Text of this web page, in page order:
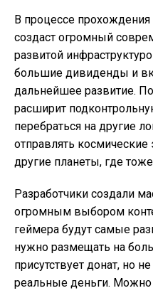
В процессе прохождения
создаст огромный
развитой
большие дивиденды и
дальнейшее развитие.
расширит
перебраться на другие
отправлять
другие планеты, где
Разработчики создали
огромным выбором
геймера будут самые
нужно размещать на
присутствует донат, но
реальные деньги.